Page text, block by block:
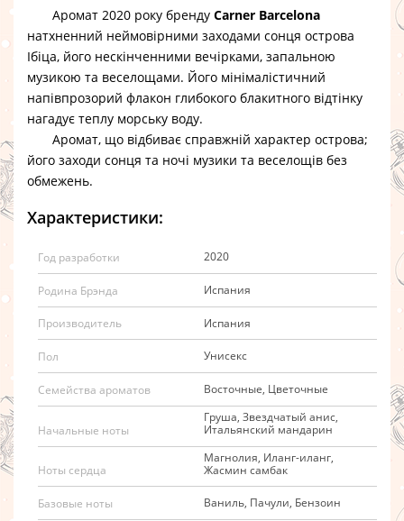
Аромат 2020 року бренду Carner Barcelona
натхненний неймовірними заходами сонця острова
Ібіца, його нескінченними вечірками, запальною
музикою та веселощами. Його мінімалістичний
напівпрозорий флакон глибокого блакитного відтінку
нагадує теплу морську воду.
Аромат, що відбиває справжній характер острова;
його заходи сонця та ночі музики та веселощів без
обмежень.
Характеристики:
Год разработки 2020
Родина Брэнда Испания
Производитель Испания
Пол Унисекс
Семейства ароматов Восточные, Цветочные
Начальные ноты
Груша, Звездчатый анис,
Итальянский мандарин
Ноты сердца
Магнолия, Иланг-иланг,
Жасмин самбак
Базовые ноты Ваниль, Пачули, Бензоин